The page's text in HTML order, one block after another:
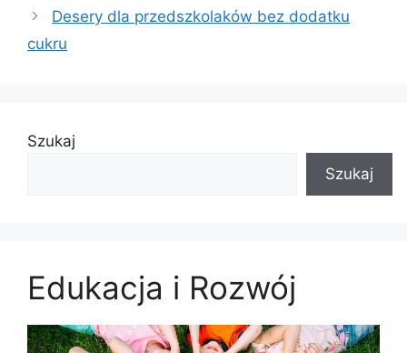
Desery dla przedszkolaków bez dodatku
cukru
Szukaj
Szukaj
Edukacja i Rozwój